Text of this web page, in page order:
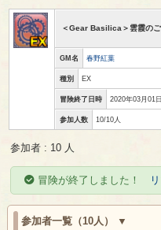
＜Gear Basilica＞雲霞のご
GM名 春野紅葉
種別 EX
冒険終了日時 2020年03月01
参加人数 10/10人
参加者 : 10 人
冒険が終了しました！
参加者一覧（10人）